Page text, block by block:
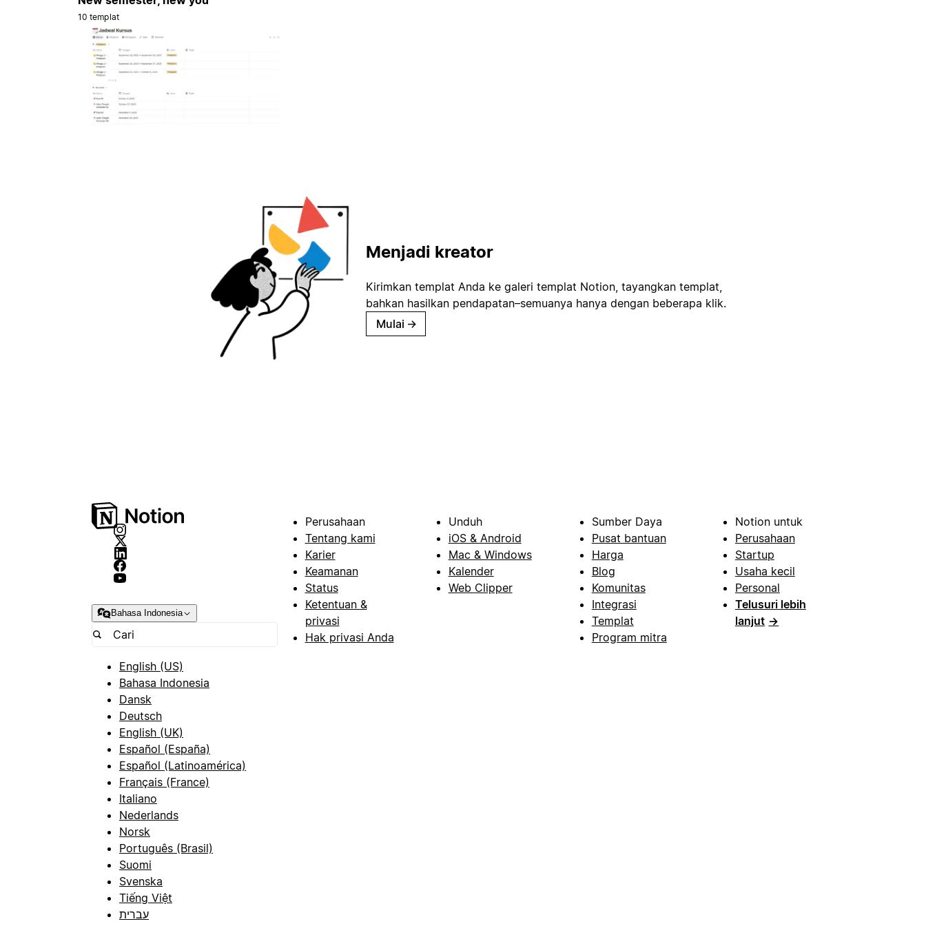
10 templat
Menjadi kreator
Kirimkan templat Anda ke galeri templat Notion, tayangkan templat,
bahkan hasilkan pendapatan–semuanya hanya dengan beberapa klik.
Mulai →
Bahasa Indonesia
English (US)
Bahasa Indonesia
Dansk
Deutsch
English (UK)
Español (España)
Español (Latinoamérica)
Français (France)
Italiano
Nederlands
Norsk
Português (Brasil)
Suomi
Svenska
Tiếng Việt
עברית
Perusahaan
Tentang kami
Karier
Keamanan
Status
Ketentuan &
privasi
Hak privasi Anda
Unduh
iOS & Android
Mac & Windows
Kalender
Web Clipper
Sumber Daya
Pusat bantuan
Harga
Blog
Komunitas
Integrasi
Templat
Program mitra
Notion untuk
Perusahaan
Startup
Usaha kecil
Personal
Telusuri lebih
lanjut →